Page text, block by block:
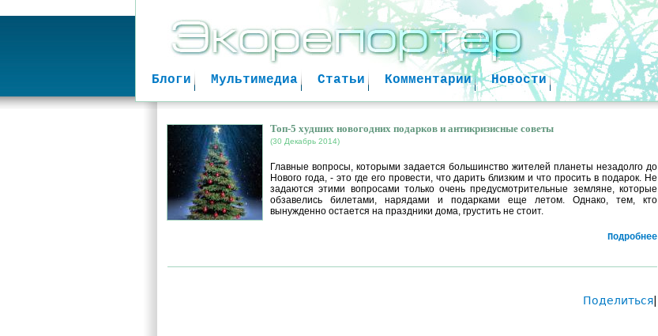
Jump to navigation
Новости
Комментарии
Статьи
Мультимедиа
Блоги
Топ-5 худших новогодних подарков и антикризисные советы
(30 Декабрь 2014)
Главные вопросы, которыми задается большинство жителей планеты незадолго до
Нового года, - это где его провести, что дарить близким и что просить в подарок. Не
задаются этими вопросами только очень предусмотрительные земляне, которые
обзавелись билетами, нарядами и подарками еще летом. Однако, тем, кто
вынужденно остается на праздники дома, грустить не стоит.
Подробнее
Поделиться